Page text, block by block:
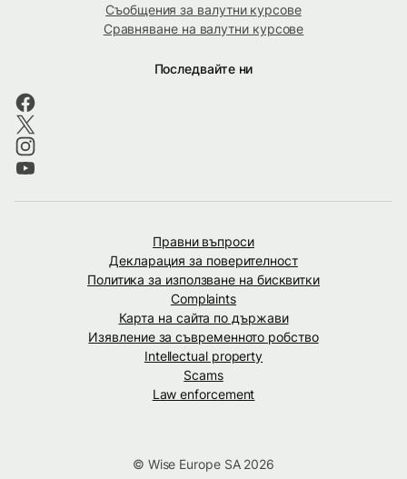
Съобщения за валутни курсове
Сравняване на валутни курсове
Последвайте ни
Правни въпроси
Декларация за поверителност
Политика за използване на бисквитки
Complaints
Карта на сайта по държави
Изявление за съвременното робство
Intellectual property
Scams
Law enforcement
© Wise Europe SA 2026